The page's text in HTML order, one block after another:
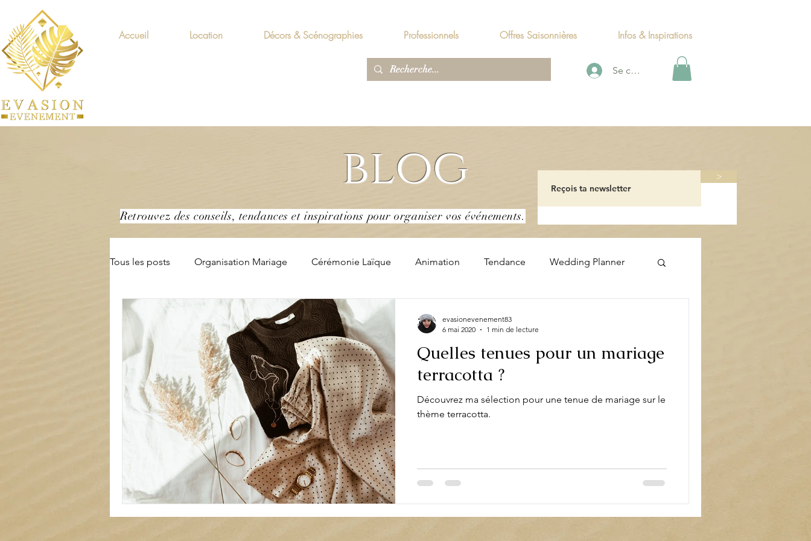
Accueil Location Décors & Scénographies Professionnels Offres Saisonnières Infos & Inspirations
Se connecter
blog
Retrouvez des conseils, tendances et inspirations pour organiser vos événements.
>
Tous les posts Organisation Mariage Cérémonie Laïque Animation Tendance Wedding Planner
Carterie Toute occasion Actualité
Liste de locations à thème
Quelles tenues pour un mariage
terracotta ?
Découvrez ma sélection pour une tenue de mariage sur le
thème terracotta.
evasionevenement83
6 mai 2020
1 min de lecture